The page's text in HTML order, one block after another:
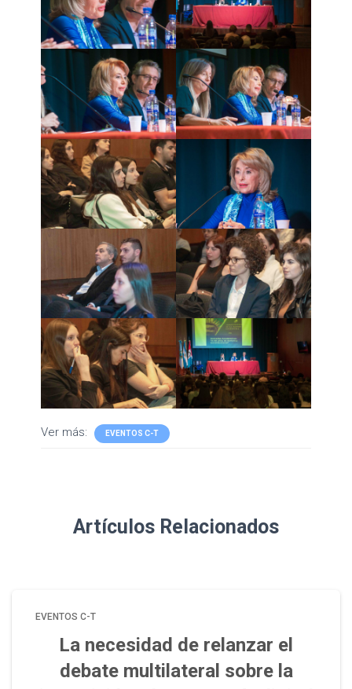
Ver más: EVENTOS C-T
Artículos Relacionados
EVENTOS C-T
La necesidad de relanzar el
debate multilateral sobre la